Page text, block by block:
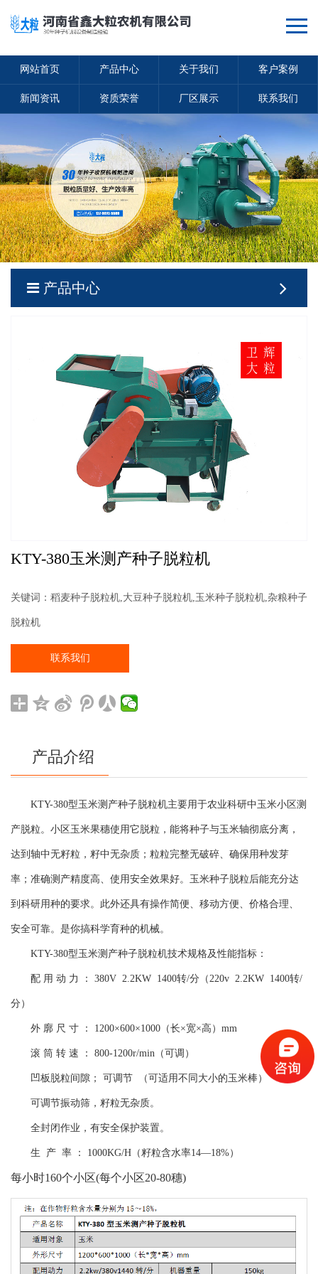
网站首页 产品中心 关于我们 客户案例
新闻资讯 资质荣誉 厂区展示 联系我们
产品中心
KTY-380玉米测产种子脱粒机
关键词：稻麦种子脱粒机,大豆种子脱粒机,玉米种子脱粒机,杂粮种子
脱粒机
联系我们
产品介绍
KTY-380型玉米测产种子脱粒机主要用于农业科研中玉米小区测
产脱粒。小区玉米果穗使用它脱粒，能将种子与玉米轴彻底分离，
达到轴中无籽粒，籽中无杂质；粒粒完整无破碎、确保用种发芽
率；准确测产精度高、使用安全效果好。玉米种子脱粒后能充分达
到科研用种的要求。此外还具有操作简便、移动方便、价格合理、
安全可靠。是你搞科学育种的机械。
KTY-380型玉米测产种子脱粒机技术规格及性能指标：
配 用 动 力 ： 380V 2.2KW 1400转/分（220v 2.2KW 1400转/
分）
外 廓 尺 寸 ： 1200×600×1000（长×宽×高）mm
滚 筒 转 速 ： 800-1200r/min（可调）
凹板脱粒间隙； 可调节 （可适用不同大小的玉米棒）
可调节振动筛，籽粒无杂质。
全封闭作业，有安全保护装置。
生 产 率 ： 1000KG/H（籽粒含水率14—18%）
每小时160个小区(每个小区20-80穗)